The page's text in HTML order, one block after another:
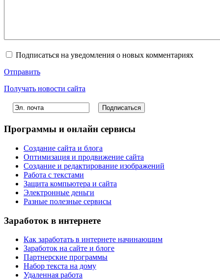
Подписаться на уведомления о новых комментариях
Отправить
Получать новости сайта
Программы и онлайн сервисы
Создание сайта и блога
Оптимизация и продвижение сайта
Создание и редактирование изображений
Работа с текстами
Защита компьютера и сайта
Электронные деньги
Разные полезные сервисы
Заработок в интернете
Как заработать в интернете начинающим
Заработок на сайте и блоге
Партнерские программы
Набор текста на дому
Удаленная работа